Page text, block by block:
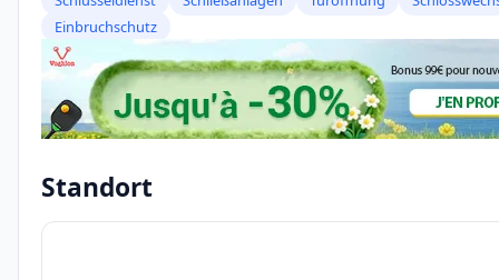
Einbruchschutz
Standort